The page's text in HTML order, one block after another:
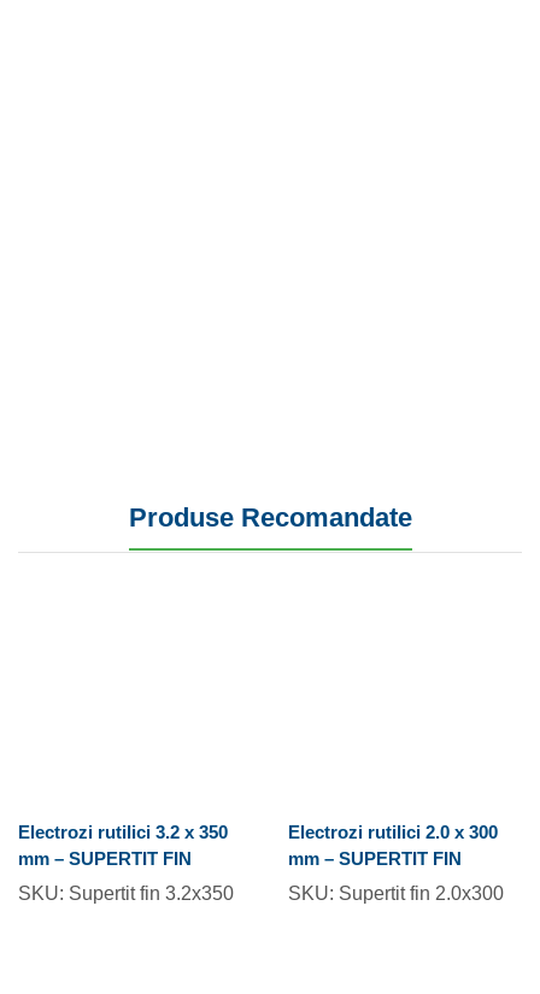
Produse Recomandate
Electrozi rutilici 3.2 x 350
mm – SUPERTIT FIN
SKU: Supertit fin 3.2x350
Electrozi rutilici 2.0 x 300
mm – SUPERTIT FIN
SKU: Supertit fin 2.0x300